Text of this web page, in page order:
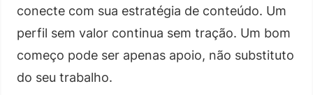
conecte com sua estratégia de conteúdo. Um
perfil sem valor continua sem tração. Um bom
começo pode ser apenas apoio, não substituto
do seu trabalho.